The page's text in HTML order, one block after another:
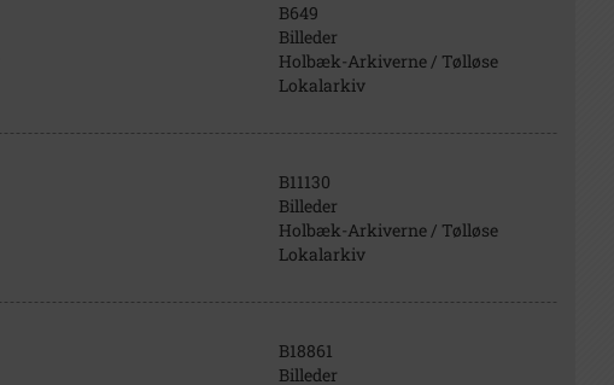
B649
Billeder
Holbæk-Arkiverne / Tølløse
Lokalarkiv
B11130
Billeder
Holbæk-Arkiverne / Tølløse
Lokalarkiv
B18861
Billeder